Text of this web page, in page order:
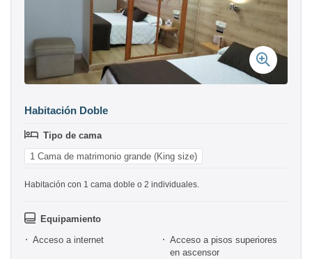
Habitación Doble
Tipo de cama
1 Cama de matrimonio grande (King size)
Habitación con 1 cama doble o 2 individuales.
Equipamiento
Acceso a internet
Acceso a pisos superiores
en ascensor